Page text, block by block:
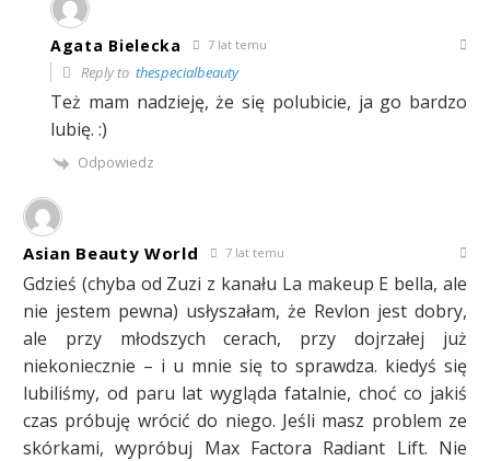
Agata Bielecka 7 lat temu
Reply to thespecialbeauty
Też mam nadzieję, że się polubicie, ja go bardzo
lubię. :)
Odpowiedz
Asian Beauty World 7 lat temu
Gdzieś (chyba od Zuzi z kanału La makeup E bella, ale
nie jestem pewna) usłyszałam, że Revlon jest dobry,
ale przy młodszych cerach, przy dojrzałej już
niekoniecznie – i u mnie się to sprawdza. kiedyś się
lubiliśmy, od paru lat wygląda fatalnie, choć co jakiś
czas próbuję wrócić do niego. Jeśli masz problem ze
skórkami, wypróbuj Max Factora Radiant Lift. Nie